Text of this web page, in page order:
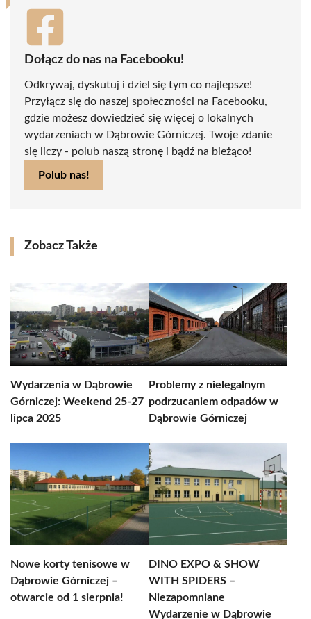
Dołącz do nas na Facebooku!
Odkrywaj, dyskutuj i dziel się tym co najlepsze!
Przyłącz się do naszej społeczności na Facebooku,
gdzie możesz dowiedzieć się więcej o lokalnych
wydarzeniach w Dąbrowie Górniczej. Twoje zdanie
się liczy - polub naszą stronę i bądź na bieżąco!
Polub nas!
Zobacz Także
Wydarzenia w Dąbrowie
Górniczej: Weekend 25-27
lipca 2025
Problemy z nielegalnym
podrzucaniem odpadów w
Dąbrowie Górniczej
Nowe korty tenisowe w
Dąbrowie Górniczej –
otwarcie od 1 sierpnia!
DINO EXPO & SHOW
WITH SPIDERS –
Niezapomniane
Wydarzenie w Dąbrowie